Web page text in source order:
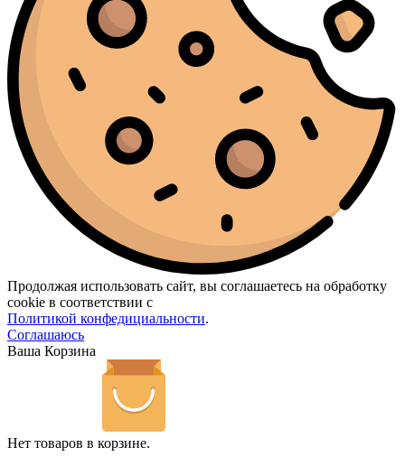
Продолжая использовать сайт, вы соглашаетесь на обработку
cookie в соответствии с
Политикой конфедициальности.
Соглашаюсь
Ваша Корзина
Нет товаров в корзине.